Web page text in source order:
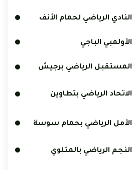
النادي الرياضي لحمام الأنف
الأولمبي الباجي
المستقبل الرياضي برجيش
الاتحاد الرياضي بتطاوين
الأمل الرياضي بحمام سوسة
النجم الرياضي بالمتلوي